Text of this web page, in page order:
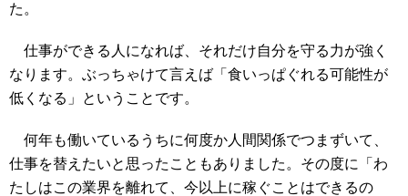
た。
仕事ができる人になれば、それだけ自分を守る力が強く
なります。ぶっちゃけて言えば「食いっぱぐれる可能性が
低くなる」ということです。
何年も働いているうちに何度か人間関係でつまずいて、
仕事を替えたいと思ったこともありました。その度に「わ
たしはこの業界を離れて、今以上に稼ぐことはできるの